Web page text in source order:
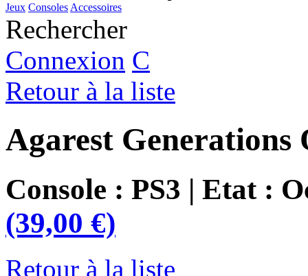
Jeux Consoles Accessoires
Rechercher
Connexion C
Retour à la liste
Agarest Generations
Console : PS3 | Etat :
(39,00 €)
Retour à la liste